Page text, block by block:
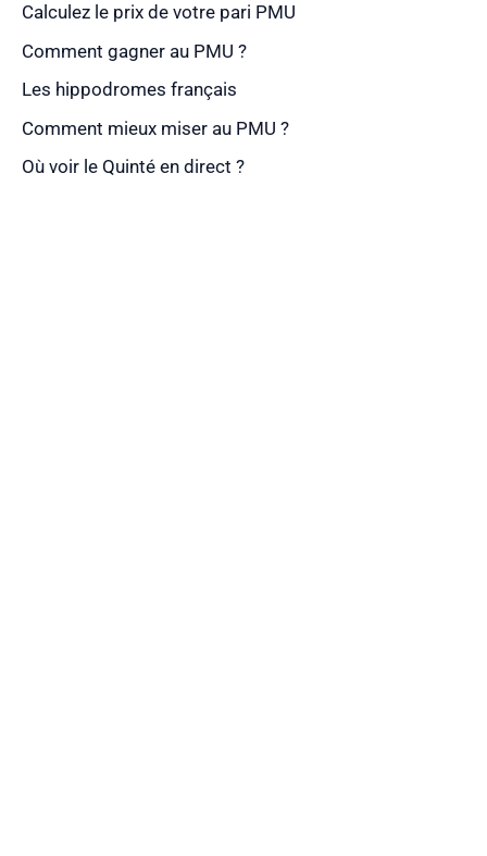
Calculez le prix de votre pari PMU
Comment gagner au PMU ?
Les hippodromes français
Comment mieux miser au PMU ?
Où voir le Quinté en direct ?